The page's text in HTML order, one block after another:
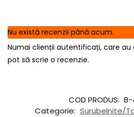
Nu există recenzii până acum.
Numai clienții autentificați, care
pot să scrie o recenzie.
COD PRODUS: B-
Categorie: Surubelnite/